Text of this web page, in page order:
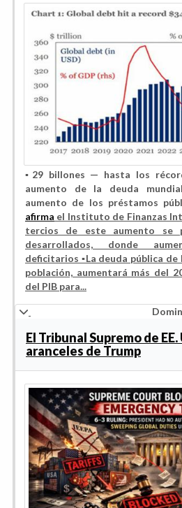
▪️29 billones — hasta los
aumento de la deuda
aumento de los préstamos
afirma el Instituto de Finanzas
tercios de este aumento se
desarrollados, donde
deficitarios ▪️La deuda pública de
población, aumentará más del
del PIB para...
El Tribunal Supremo de
aranceles de Trump